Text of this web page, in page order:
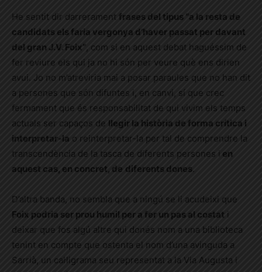
He sentit dir darrerament frases del tipus “a la resta de
candidats els faria vergonya d’haver passat per davant
del gran J.V. Foix”
, com si en aquest debat haguéssim de
fer reviure els qui ja no hi són per veure què ens dirien
avui. Jo no m’atreviria mai a posar paraules que no han dit
a persones que són difuntes i, en canvi, sí que crec
fermament que és responsabilitat de qui vivim els temps
actuals ser capaços de llegir la història de forma crítica i
interpretar-la o reinterpretar-la per tal de comprendre la
transcendència de la tasca de diferents persones i en
aquest cas, en concret, de diferents dones.
D’altra banda, no sembla que a ningú se li acudeixi que
Foix podria ser prou humil per a fer un pas al costat i
deixar que fos algú altre qui donés nom a una biblioteca
tenint en compte que ostenta el nom d’una avinguda a
Sarrià, un cal·ligrama seu representat a la Via Augusta i